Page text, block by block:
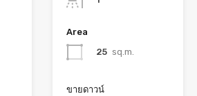
Area
25 sq.m.
ขายดาวน์